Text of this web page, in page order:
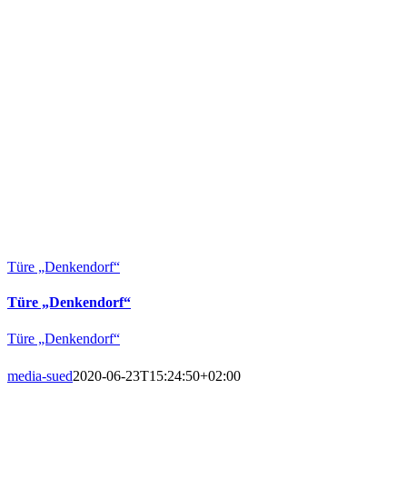
Türe „Denkendorf“
Türe „Denkendorf“
Türe „Denkendorf“
media-sued2020-06-23T15:24:50+02:00